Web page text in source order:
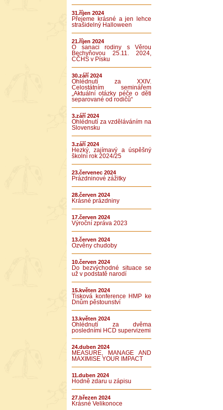
31.říjen 2024
Přejeme krásné a jen lehce
strašidelný Halloween
21.říjen 2024
O sanaci rodiny s Věrou
Bechyňovou 25.11. 2024,
CČHS v Písku
30.září 2024
Ohlédnutí za XXIV.
Celostátním seminářem
„Aktuální otázky péče o děti
separované od rodičů“
3.září 2024
Ohlédnutí za vzděláváním na
Slovensku
3.září 2024
Hezký, zajímavý a úspěšný
školní rok 2024/25
23.červenec 2024
Prázdninové zážitky
28.červen 2024
Krásné prázdniny
17.červen 2024
Výroční zpráva 2023
13.červen 2024
Ozvěny chudoby
10.červen 2024
Do bezvýchodné situace se
už v podstatě narodí
15.květen 2024
Tisková konference HMP ke
Dnům pěstounství
13.květen 2024
Ohlédnutí za dvěma
posledními HCD supervizemi
24.duben 2024
MEASURE, MANAGE AND
MAXIMISE YOUR IMPACT
11.duben 2024
Hodně zdaru u zápisu
27.březen 2024
Krásné Velikonoce